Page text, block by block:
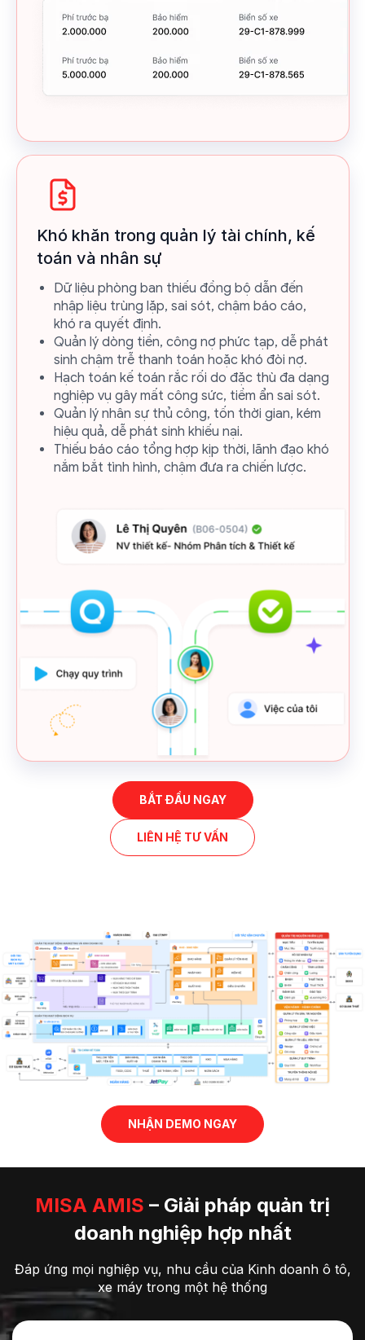
Khó khăn trong quản lý tài chính, kế
toán và nhân sự
Dữ liệu phòng ban thiếu đồng bộ dẫn đến
nhập liệu trùng lặp, sai sót, chậm báo cáo,
khó ra quyết định.
Quản lý dòng tiền, công nợ phức tạp, dễ phát
sinh chậm trễ thanh toán hoặc khó đòi nợ.
Hạch toán kế toán rắc rối do đặc thù đa dạng
nghiệp vụ gây mất công sức, tiềm ẩn sai sót.
Quản lý nhân sự thủ công, tốn thời gian, kém
hiệu quả, dễ phát sinh khiếu nại.
Thiếu báo cáo tổng hợp kịp thời, lãnh đạo khó
nắm bắt tình hình, chậm đưa ra chiến lược.
BẮT ĐẦU NGAY
LIÊN HỆ TƯ VẤN
NHẬN DEMO NGAY
MISA AMIS – Giải pháp quản trị
doanh nghiệp hợp nhất
Đáp ứng mọi nghiệp vụ, nhu cầu của Kinh doanh ô tô,
xe máy trong một hệ thống